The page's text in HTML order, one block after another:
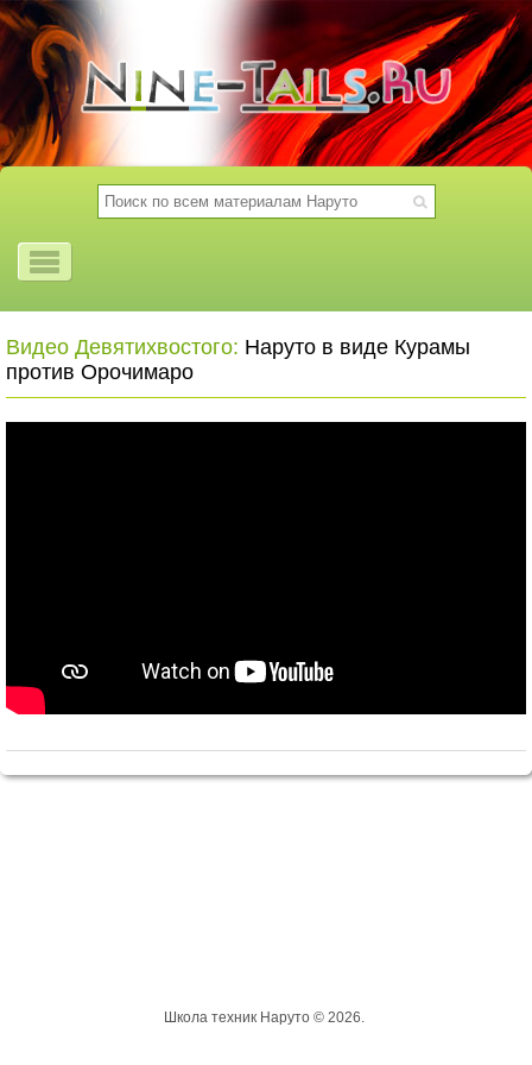
Видео Девятихвостого: Наруто в виде Курамы
против Орочимаро
Школа техник Наруто © 2026.